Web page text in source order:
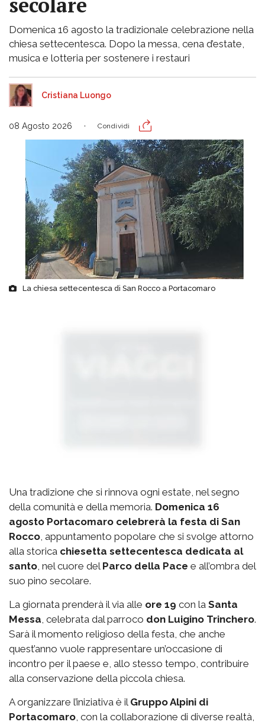
Domenica 16 agosto la tradizionale celebrazione nella
chiesa settecentesca. Dopo la messa, cena d’estate,
musica e lotteria per sostenere i restauri
Cristiana Luongo
08 Agosto 2026 Condividi
La chiesa settecentesca di San Rocco a Portacomaro
Una tradizione che si rinnova ogni estate, nel segno
della comunità e della memoria. Domenica 16
agosto Portacomaro celebrerà la festa di San
Rocco, appuntamento popolare che si svolge attorno
alla storica chiesetta settecentesca dedicata al
santo, nel cuore del Parco della Pace e all’ombra del
suo pino secolare.
La giornata prenderà il via alle ore 19 con la Santa
Messa, celebrata dal parroco don Luigino Trinchero.
Sarà il momento religioso della festa, che anche
quest’anno vuole rappresentare un’occasione di
incontro per il paese e, allo stesso tempo, contribuire
alla conservazione della piccola chiesa.
A organizzare l’iniziativa è il Gruppo Alpini di
Portacomaro, con la collaborazione di diverse realtà,